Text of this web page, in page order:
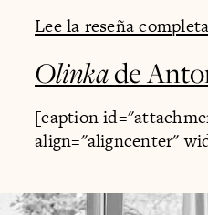
Lee la reseña
Olinkade
[caption
align="aligncenter"